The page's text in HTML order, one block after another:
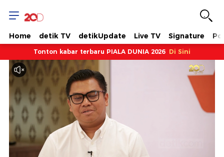
Home detik TV detikUpdate Live TV Signature
Tonton kabar terbaru PIALA DUNIA 2026 Di Sini